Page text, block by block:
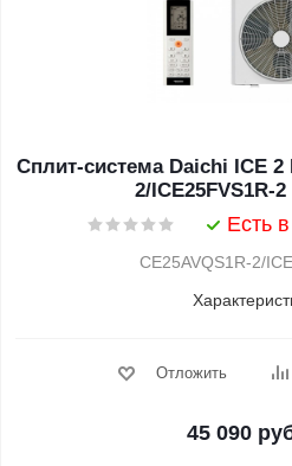
Сплит-система Daichi ICE 2
2/ICE25FVS1R-
Есть
CE25AVQS1R-2/
Отложить
45 090